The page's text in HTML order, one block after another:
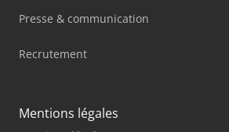
Presse & communication
Recrutement
Mentions légales